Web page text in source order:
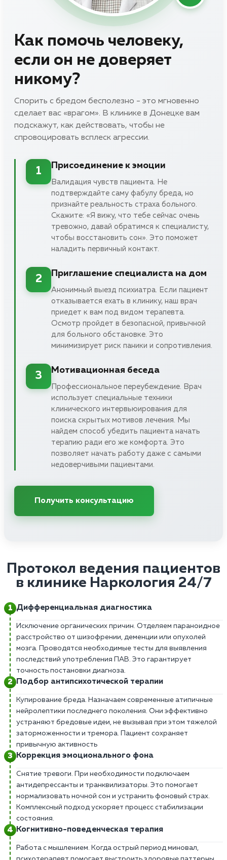
Как помочь человеку,
если он не доверяет
никому?
Спорить с бредом бесполезно - это мгновенно
сделает вас «врагом». В клинике в Донецке вам
подскажут, как действовать, чтобы не
спровоцировать всплеск агрессии.
1
Присоединение к эмоции
Валидация чувств пациента. Не
подтверждайте саму фабулу бреда, но
признайте реальность страха больного.
Скажите: «Я вижу, что тебе сейчас очень
тревожно, давай обратимся к специалисту,
чтобы восстановить сон». Это поможет
наладить первичный контакт.
2
Приглашение специалиста на дом
Анонимный выезд психиатра. Если пациент
отказывается ехать в клинику, наш врач
приедет к вам под видом терапевта.
Осмотр пройдет в безопасной, привычной
для больного обстановке. Это
минимизирует риск паники и сопротивления.
3
Мотивационная беседа
Профессиональное переубеждение. Врач
использует специальные техники
клинического интервьюирования для
поиска скрытых мотивов лечения. Мы
найдем способ убедить пациента начать
терапию ради его же комфорта. Это
позволяет начать работу даже с самыми
недоверчивыми пациентами.
Получить консультацию
Протокол ведения пациентов
в клинике Наркология 24/7
Дифференциальная диагностика
Исключение органических причин. Отделяем параноидное
расстройство от шизофрении, деменции или опухолей
мозга. Проводятся необходимые тесты для выявления
последствий употребления ПАВ. Это гарантирует
точность постановки диагноза.
Подбор антипсихотической терапии
Купирование бреда. Назначаем современные атипичные
нейролептики последнего поколения. Они эффективно
устраняют бредовые идеи, не вызывая при этом тяжелой
заторможенности и тремора. Пациент сохраняет
привычную активность
Коррекция эмоционального фона
Снятие тревоги. При необходимости подключаем
антидепрессанты и транквилизаторы. Это помогает
нормализовать ночной сон и устранить фоновый страх.
Комплексный подход ускоряет процесс стабилизации
состояния.
Когнитивно-поведенческая терапия
Работа с мышлением. Когда острый период миновал,